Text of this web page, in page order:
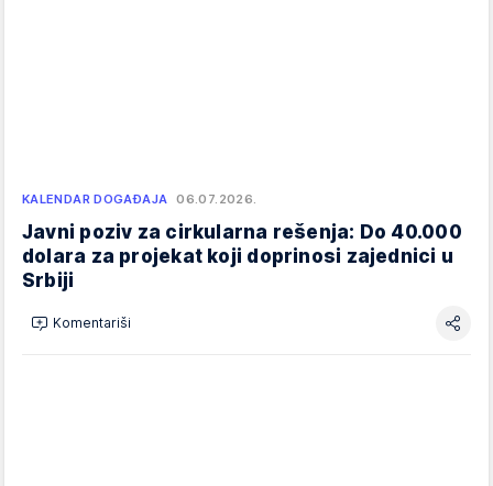
KALENDAR DOGAĐAJA 06.07.2026.
Javni poziv za cirkularna rešenja: Do 40.000
dolara za projekat koji doprinosi zajednici u
Srbiji
Komentariši